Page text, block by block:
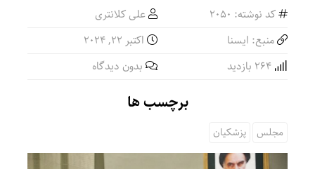
کد نوشته: 2050
علی کلانتری
منبع: ایسنا
اکتبر 22, 2024
بدون دیدگاه
برچسب ها
مجلس پزشکیان